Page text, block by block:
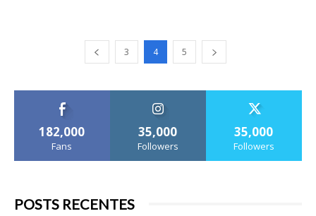
3 4 5
182,000
Fans
35,000
Followers
35,000
Followers
POSTS RECENTES